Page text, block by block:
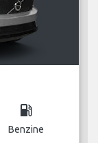
local_gas_station
Benzine